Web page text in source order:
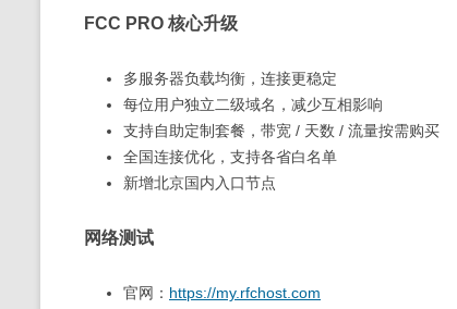
FCC PRO 核心升级
多服务器负载均衡，连接更稳定
每位用户独立二级域名，减少互相影响
支持自助定制套餐，带宽 / 天数 / 流量按需购买
全国连接优化，支持各省白名单
新增北京国内入口节点
网络测试
官网： https://my.rfchost.com